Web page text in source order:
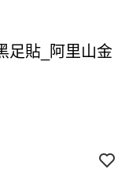
足貼_阿里山金